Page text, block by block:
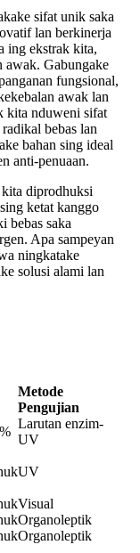
sifat unik saka
lan berkinerja
ing ekstrak kita,
awak. Gabungake
fungsional,
awak lan
kita nduweni sifat
bebas lan
bahan sing ideal
anti-penuaan.
diprodhuksi
ketat kanggo
bebas saka
Apa sampeyan
ningkatake
solusi alami lan
Metode
Pengujian
Larutan enzim-
UV
UV
Visual
Organoleptik
Organoleptik